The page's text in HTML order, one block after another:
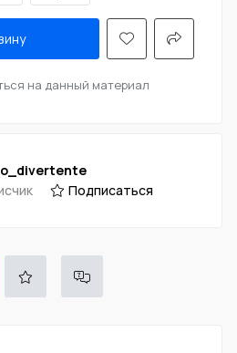
на данный материал
Подписаться